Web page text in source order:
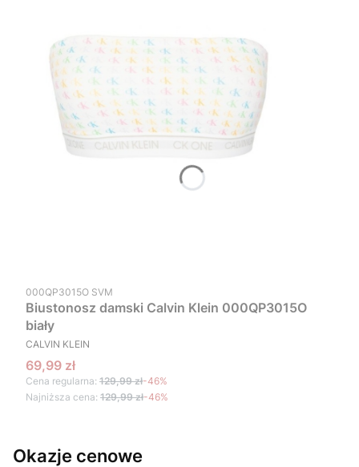
Kod produktu
000QP3015O SVM
Biustonosz damski Calvin Klein 000QP3015O
biały
PRODUCENT
CALVIN KLEIN
Cena promocyjna
69,99 zł
Cena regularna: 129,99 zł-46%
Najniższa cena: 129,99 zł-46%
Okazje cenowe